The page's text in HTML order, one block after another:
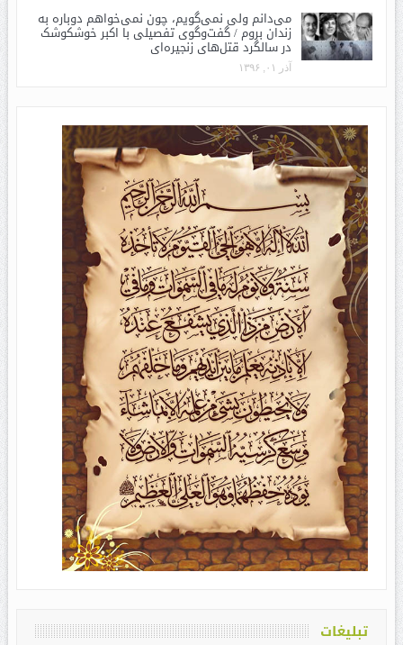
می‌دانم ولی نمی‌گویم، چون نمی‌خواهم دوباره به
زندان بروم / گفت‌وگوی تفصیلی با اکبر خوشکوشک
در سالگرد قتل‌های زنجیره‌ای
آذر ۰۱, ۱۳۹۶
تبلیغات